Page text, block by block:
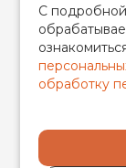
2026 © TIM
ИП
С
обработку